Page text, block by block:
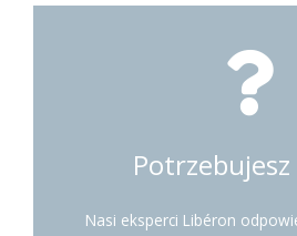
Potrzebujesz
Nasi eksperci Libéron